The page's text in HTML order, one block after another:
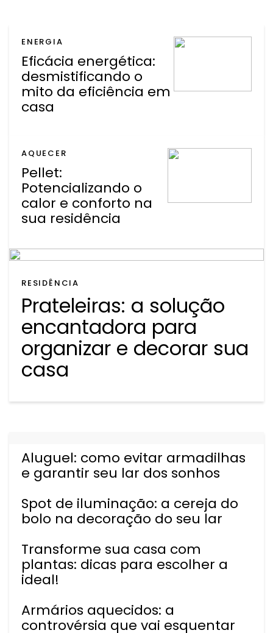
Eficácia energética:
desmistificando o
mito da eficiência em
casa
ENERGIA
Pellet:
Potencializando o
calor e conforto na
sua residência
AQUECER
Prateleiras: a solução
encantadora para
organizar e decorar sua
casa
RESIDÊNCIA
Aluguel: como evitar armadilhas
e garantir seu lar dos sonhos
Spot de iluminação: a cereja do
bolo na decoração do seu lar
Transforme sua casa com
plantas: dicas para escolher a
ideal!
Armários aquecidos: a
controvérsia que vai esquentar